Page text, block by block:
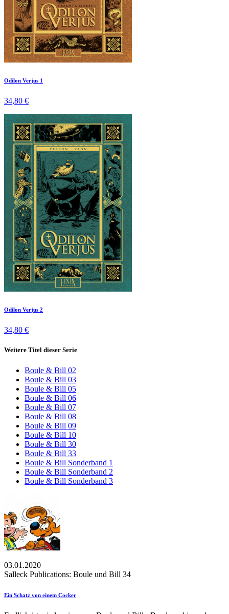
Odilon Verjus 1
34,80 €
Odilon Verjus 2
34,80 €
Weitere Titel dieser Serie
Boule & Bill 02
Boule & Bill 03
Boule & Bill 05
Boule & Bill 06
Boule & Bill 07
Boule & Bill 08
Boule & Bill 09
Boule & Bill 10
Boule & Bill 30
Boule & Bill 33
Boule & Bill Sonderband 1
Boule & Bill Sonderband 2
Boule & Bill Sonderband 3
03.01.2020
Salleck Publications: Boule und Bill 34
Ein Schatz von einem Cocker